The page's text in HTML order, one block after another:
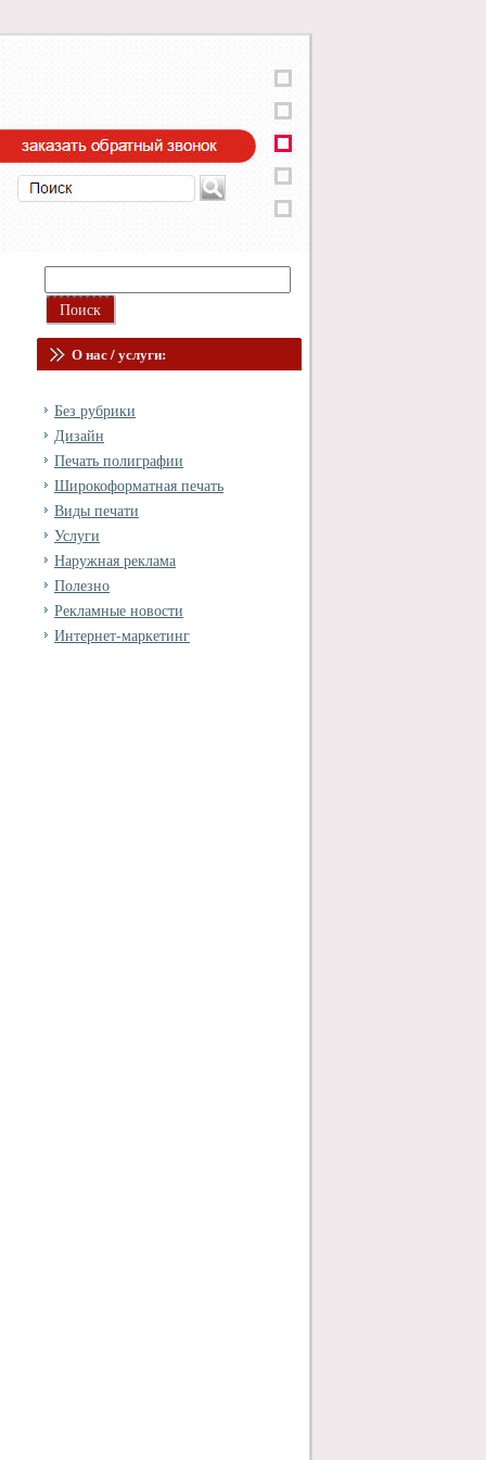
О нас / услуги:
Без рубрики
Дизайн
Печать полиграфии
Широкоформатная печать
Виды печати
Услуги
Наружная реклама
Полезно
Рекламные новости
Интернет-маркетинг